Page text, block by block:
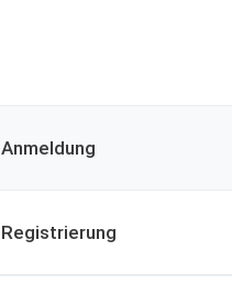
Anmeldung
Registrierung